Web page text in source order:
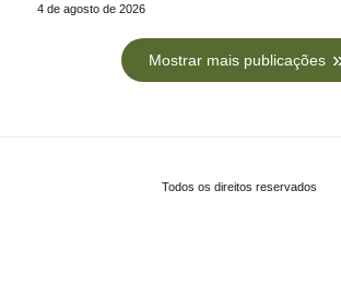
4 de agosto de 2026
Mostrar mais publicações
Todos os direitos reservados